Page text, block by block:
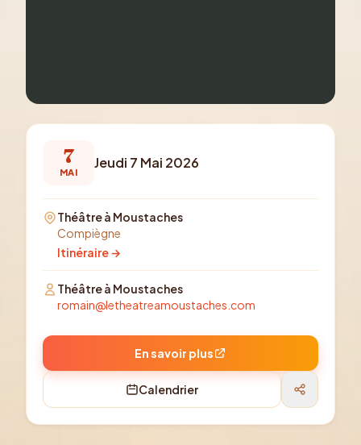
7
MAI
Jeudi 7 Mai 2026
Théâtre à Moustaches
Compiègne
Itinéraire →
Théâtre à Moustaches
romain@letheatreamoustaches.com
En savoir plus
Calendrier